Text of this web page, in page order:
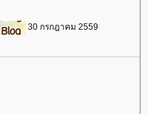
30 กรกฎาคม 2559